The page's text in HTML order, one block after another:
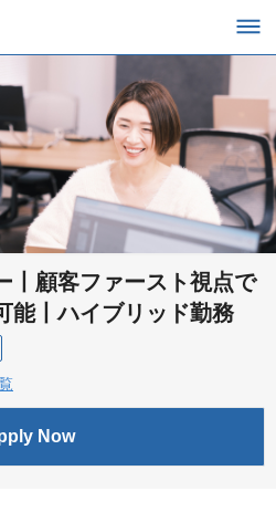
丨顧客ファースト視点で
能丨ハイブリッド勤務
Now